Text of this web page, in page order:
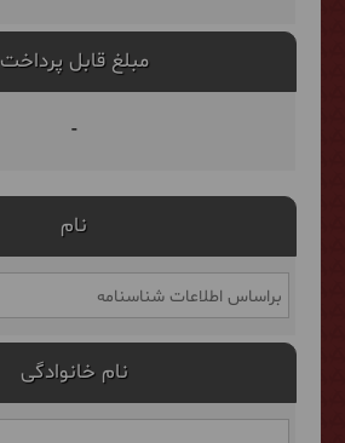
مبلغ قابل پرداخت
-
نام
نام خانوادگی